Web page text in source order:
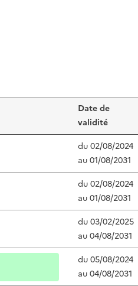
Date de
validité
du02/08/2024
au01/08/2031
du02/08/2024
au01/08/2031
du03/02/2025
au04/08/2031
du05/08/2024
au04/08/2031